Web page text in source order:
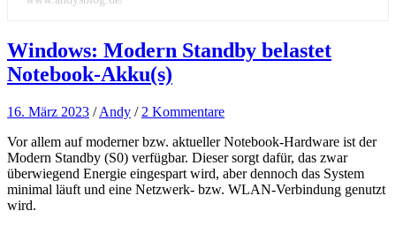
Windows: Modern Standby belastet
Notebook-Akku(s)
16. März 2023 /Andy / 2 Kommentare
Vor allem auf moderner bzw. aktueller Notebook-Hardware ist der
Modern Standby (S0) verfügbar. Dieser sorgt dafür, das zwar
überwiegend Energie eingespart wird, aber dennoch das System
minimal läuft und eine Netzwerk- bzw. WLAN-Verbindung genutzt
wird.